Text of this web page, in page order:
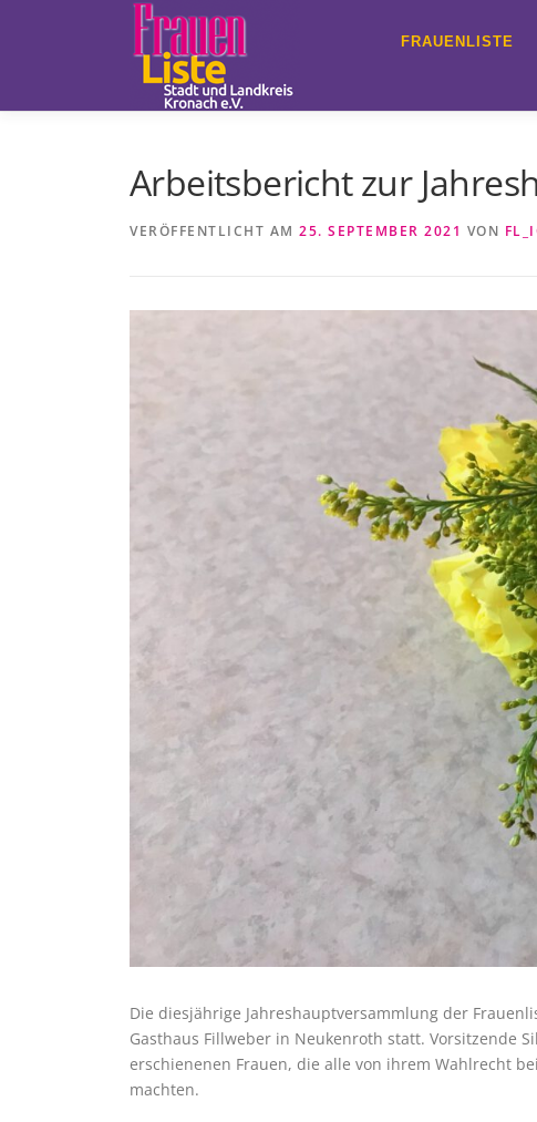
FRAUENLISTE
Arbeitsbericht zur
VERÖFFENTLICHT AM 25. SEPTEMBER 2021 VON
Die diesjährige Jahreshauptversammlung der
Gasthaus Fillweber in Neukenroth statt. Vorsitzende
erschienenen Frauen, die alle von ihrem Wahlrecht
machten.